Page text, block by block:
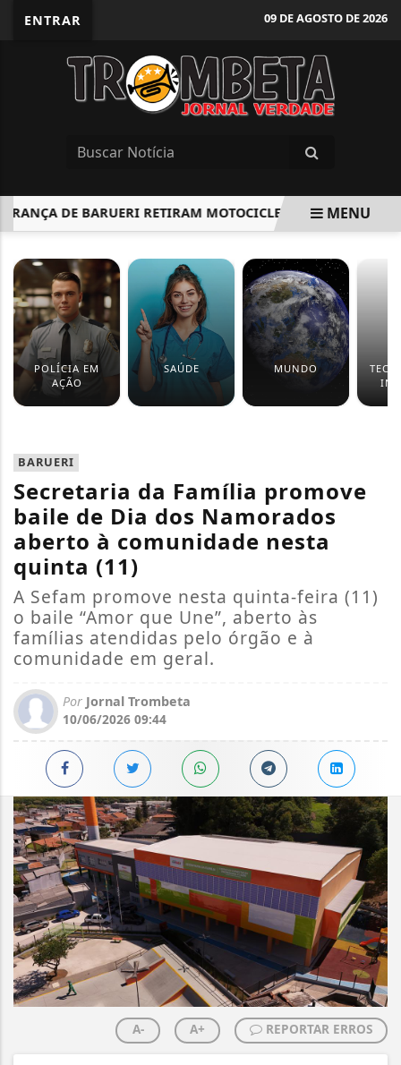
ENTRAR 09 DE AGOSTO DE 2026
DE BARUERI RETIRAM MOTOCICLETA COM PLACA
MENU
POLÍCIA EM
AÇÃO
SAÚDE MUNDO
BARUERI
Secretaria da Família promove
baile de Dia dos Namorados
aberto à comunidade nesta
quinta (11)
A Sefam promove nesta quinta-feira (11)
o baile “Amor que Une”, aberto às
famílias atendidas pelo órgão e à
comunidade em geral.
Por Jornal Trombeta
10/06/2026 09:44
A- A+ REPORTAR ERROS